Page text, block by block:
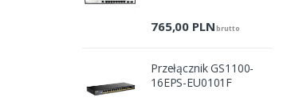
765,00 PLNbrutto
Przełącznik GS1100-
16EPS-EU0101F